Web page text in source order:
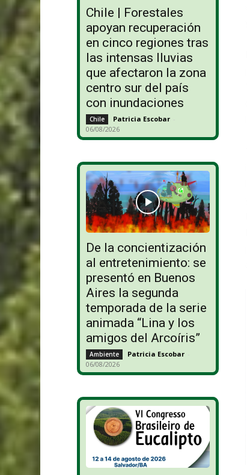
Chile | Forestales
apoyan recuperación
en cinco regiones tras
las intensas lluvias
que afectaron la zona
centro sur del país
con inundaciones
Chile Patricia Escobar -
06/08/2026
De la concientización
al entretenimiento: se
presentó en Buenos
Aires la segunda
temporada de la serie
animada “Lina y los
amigos del Arcoíris”
Ambiente Patricia Escobar -
06/08/2026